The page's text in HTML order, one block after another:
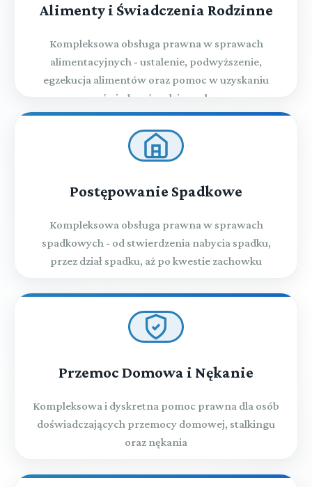
Alimenty i Świadczenia Rodzinne
Kompleksowa obsługa prawna w sprawach
alimentacyjnych - ustalenie, podwyższenie,
egzekucja alimentów oraz pomoc w uzyskaniu
świadczeń rodzinnych
Postępowanie Spadkowe
Kompleksowa obsługa prawna w sprawach
spadkowych - od stwierdzenia nabycia spadku,
przez dział spadku, aż po kwestie zachowku
Przemoc Domowa i Nękanie
Kompleksowa i dyskretna pomoc prawna dla osób
doświadczających przemocy domowej, stalkingu
oraz nękania